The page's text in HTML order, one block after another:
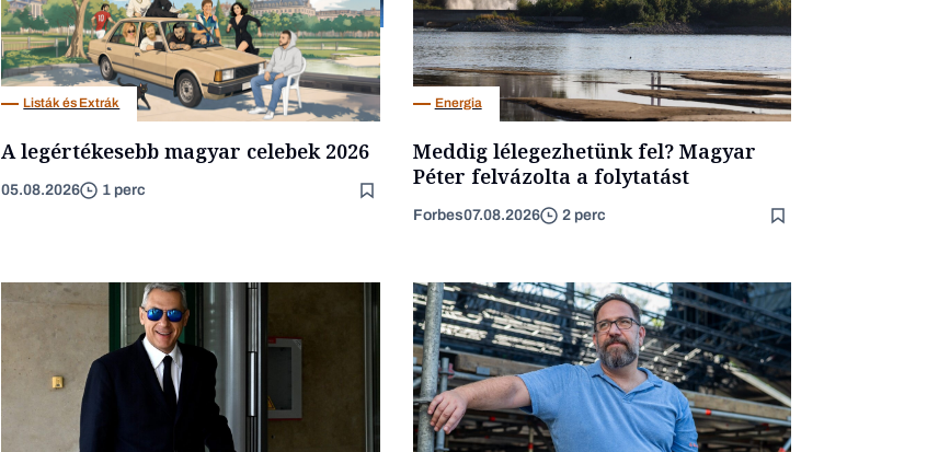
Kultúra
Listák és Extrák
A legértékesebb magyar celebek 2026
05.08.2026 1 perc
Energia
Meddig lélegezhetünk fel? Magyar
Péter felvázolta a folytatást
Forbes07.08.2026 2 perc